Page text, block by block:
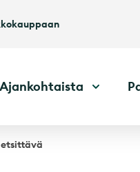
Ajankohtaista
etsittävä